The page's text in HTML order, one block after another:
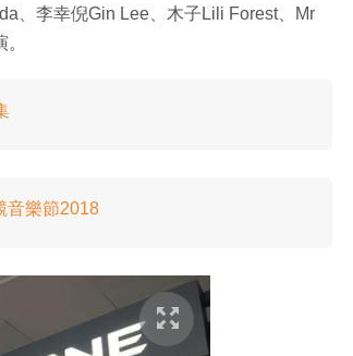
、李幸倪Gin Lee、木子Lili Forest、Mr
音樂節2018